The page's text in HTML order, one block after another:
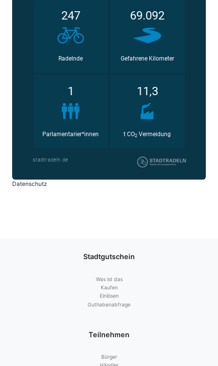
Datenschutz
Stadtgutschein
Was ist das
Kaufen
Einlösen
Guthabenabfrage
Teilnehmen
Bürger